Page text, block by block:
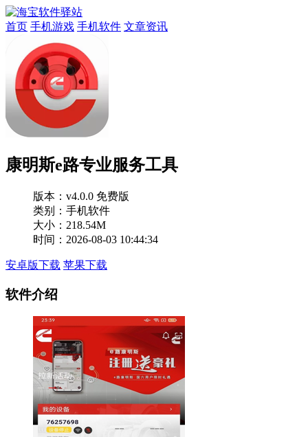
首页 手机游戏 手机软件 文章资讯
康明斯e路专业服务工具
版本： v4.0.0 免费版
类别：手机软件
大小：218.54M
时间：2026-08-03 10:44:34
安卓版下载 苹果下载
软件介绍